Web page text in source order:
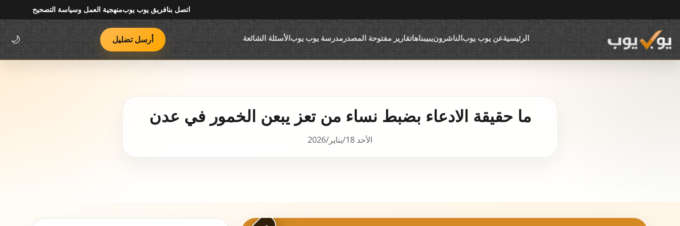
اتصل بنافريق يوب يوبمنهجية العمل وسياسة التصحيح
الرئيسيةعن يوب يوبالناشرونيبيبناهاتقارير مفتوحة المصدر مدرسة يوب يوبالأسئلة الشائعة أرسل تضليل 🌙
ما حقيقة الادعاء بضبط نساء من تعز يبعن الخمور في عدن
الأحد 18/يناير/2026